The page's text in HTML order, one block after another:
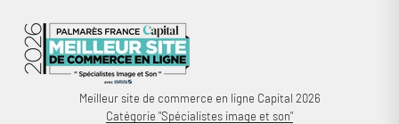
Meilleur site de commerce en ligne Capital 2026
Catégorie "Spécialistes image et son"